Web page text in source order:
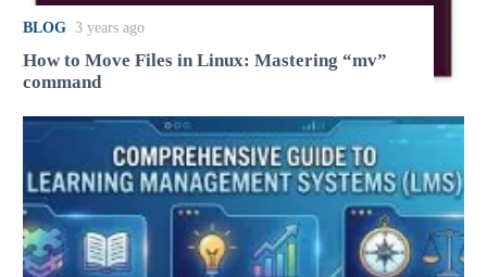
BLOG 3 years ago
How to Move Files in Linux: Mastering “mv”
command